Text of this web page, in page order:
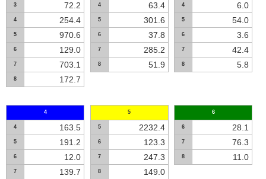
3 72.2
4 254.4
5 970.6
6 129.0
7 703.1
8 172.7
4 63.4
5 301.6
6 37.8
7 285.2
8 51.9
4 6.0
5 54.0
6 3.6
7 42.4
8 5.8
4
4 163.5
5 191.2
6 12.0
7 139.7
5
5 2232.4
6 123.3
7 247.3
8 149.0
6
6 28.1
7 76.3
8 11.0